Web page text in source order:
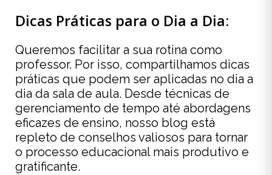
Dicas Práticas para o Dia a Dia:
Queremos facilitar a sua rotina como
professor. Por isso, compartilhamos dicas
práticas que podem ser aplicadas no dia a
dia da sala de aula. Desde técnicas de
gerenciamento de tempo até abordagens
eficazes de ensino, nosso blog está
repleto de conselhos valiosos para tornar
o processo educacional mais produtivo e
gratificante.